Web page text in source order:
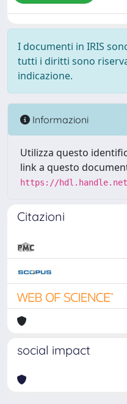
I documenti in IRIS
tutti i diritti sono
indicazione.
Informazioni
Utilizza questo
link a questo
https://hdl.handle.net/
Citazioni
social impact